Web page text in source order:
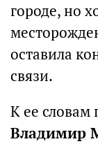
городе, но
оставила
связи.
К ее словам
Владимир